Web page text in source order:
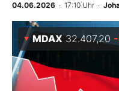
Experten
Mein B:O
04.06.2026 · 17:10 Uhr ·
MDAX 32.407,20